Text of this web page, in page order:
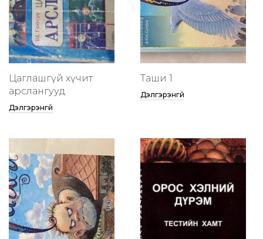
Цаглашгүй хүчит
арслангууд
Дэлгэрэнгүй
Таши 1
Дэлгэрэнгүй